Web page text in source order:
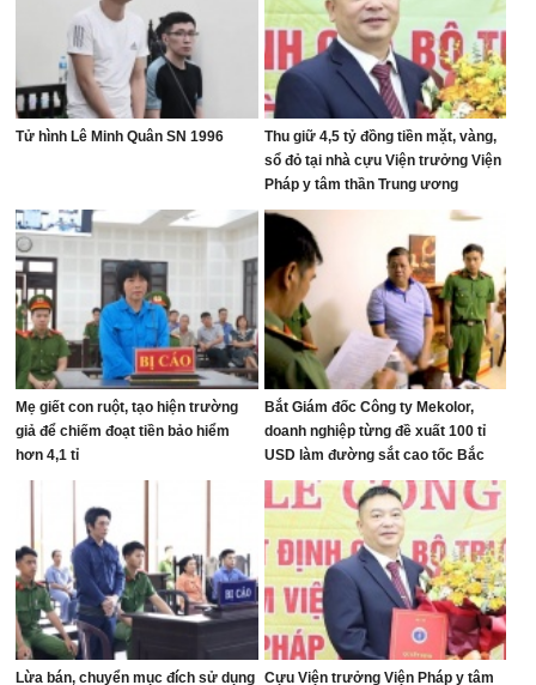
Tử hình Lê Minh Quân SN 1996
Thu giữ 4,5 tỷ đồng tiền mặt, vàng,
sổ đỏ tại nhà cựu Viện trưởng Viện
Pháp y tâm thần Trung ương
Mẹ giết con ruột, tạo hiện trường
giả để chiếm đoạt tiền bảo hiểm
hơn 4,1 tỉ
Bắt Giám đốc Công ty Mekolor,
doanh nghiệp từng đề xuất 100 tỉ
USD làm đường sắt cao tốc Bắc
Nam
Lừa bán, chuyển mục đích sử dụng Cựu Viện trưởng Viện Pháp y tâm